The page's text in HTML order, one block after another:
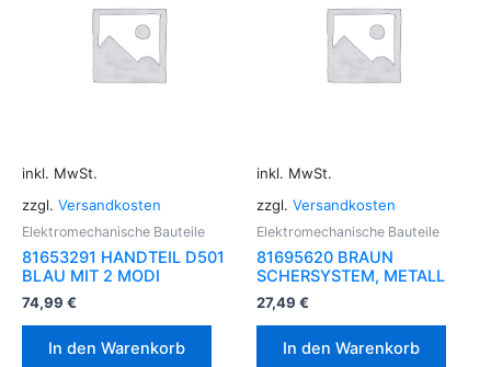
inkl. MwSt.
zzgl. Versandkosten
Elektromechanische Bauteile
81653291 HANDTEIL D501
BLAU MIT 2 MODI
74,99 €
In den Warenkorb
inkl. MwSt.
zzgl. Versandkosten
Elektromechanische Bauteile
81695620 BRAUN
SCHERSYSTEM, METALL
27,49 €
In den Warenkorb